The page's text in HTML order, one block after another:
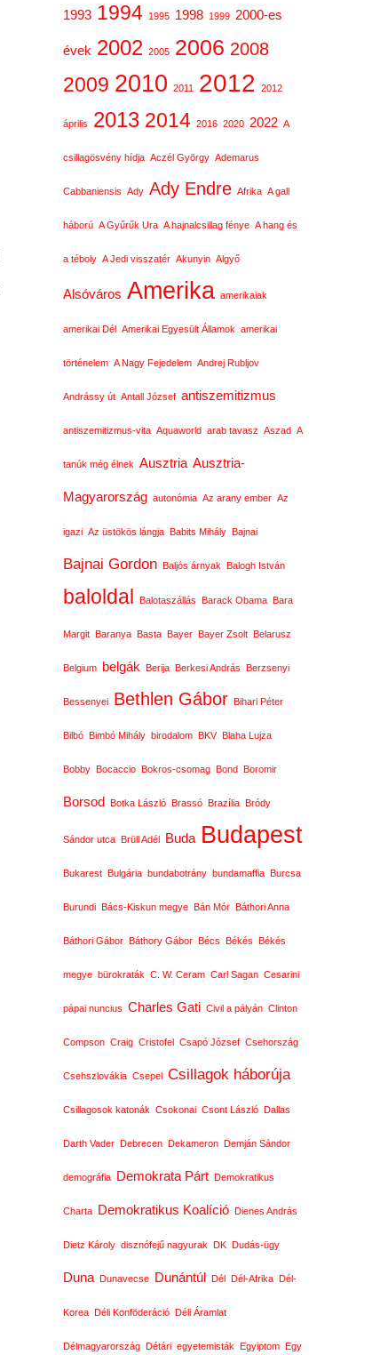
1993 1994 1995 1998 1999 2000-es
évek 2002 2005 2006 2008
2009 2010 2011 2012 2012
április 2013 2014 2016 2020 2022 A
csillagösvény hídja Aczél György Ademarus
Cabbaniensis Ady Ady Endre Afrika A gall
háború A Gyűrűk Ura A hajnalcsillag fénye A hang és
a téboly A Jedi visszatér Akunyin Algyő
Alsóváros Amerika amerikaiak
amerikai Dél Amerikai Egyesült Államok amerikai
történelem A Nagy Fejedelem Andrej Rubljov
Andrássy út Antall József antiszemitizmus
antiszemitizmus-vita Aquaworld arab tavasz Aszad A
tanúk még élnek Ausztria Ausztria-
Magyarország autonómia Az arany ember Az
igazi Az üstökös lángja Babits Mihály Bajnai
Bajnai Gordon Baljós árnyak Balogh István
baloldal Balotaszállás Barack Obama Bara
Margit Baranya Basta Bayer Bayer Zsolt Belarusz
Belgium belgák Berija Berkesi András Berzsenyi
Bessenyei Bethlen Gábor Bihari Péter
Bilbó Bimbó Mihály birodalom BKV Blaha Lujza
Bobby Bocaccio Bokros-csomag Bond Boromir
Borsod Botka László Brassó Brazília Bródy
Sándor utca Brüll Adél Buda Budapest
Bukarest Bulgária bundabotrány bundamaffia Burcsa
Burundi Bács-Kiskun megye Bán Mór Báthori Anna
Báthori Gábor Báthory Gábor Bécs Békés Békés
megye bürokraták C. W. Ceram Carl Sagan Cesarini
pápai nuncius Charles Gati Civil a pályán Clinton
Compson Craig Cristofel Csapó József Csehország
Csehszlovákia Csepel Csillagok háborúja
Csillagosok katonák Csokonai Csont László Dallas
Darth Vader Debrecen Dekameron Demján Sándor
demográfia Demokrata Párt Demokratikus
Charta Demokratikus Koalíció Dienes András
Dietz Károly disznófejű nagyurak DK Dudás-ügy
Duna Dunavecse Dunántúl Dél Dél-Afrika Dél-
Korea Déli Konföderáció Déli Áramlat
Délmagyarország Détári egyetemisták Egyiptom Egy